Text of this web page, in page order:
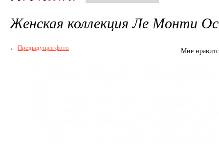
Женская коллекция Ле Монти
← Предыдущее фото Мне